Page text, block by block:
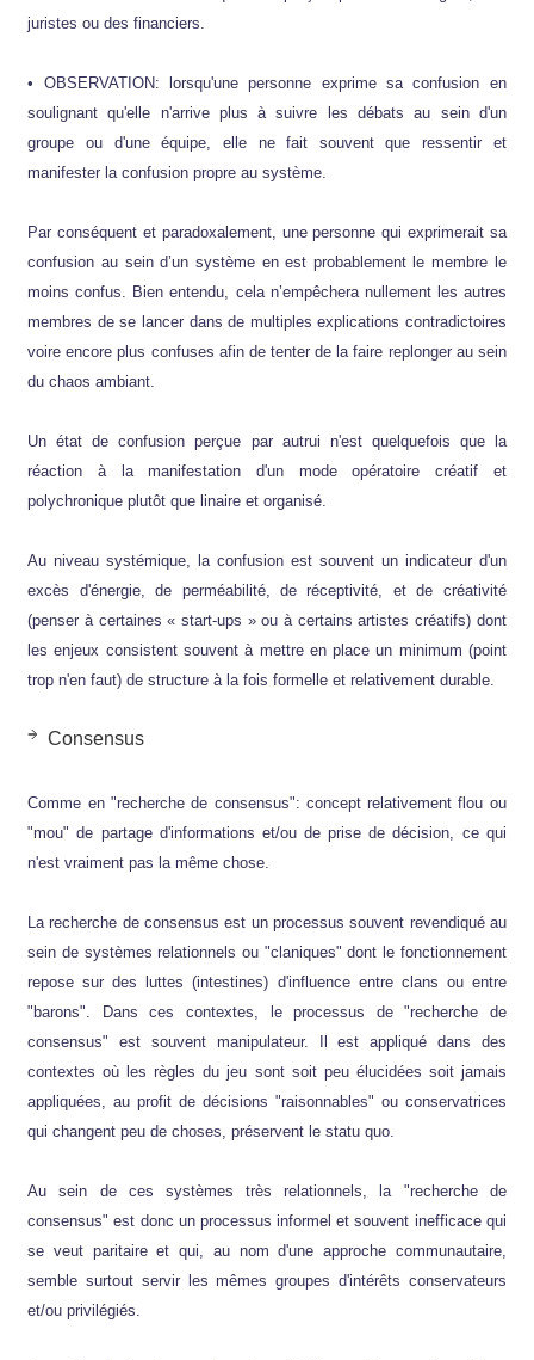
juristes ou des financiers.
• OBSERVATION: lorsqu'une personne exprime sa confusion en
soulignant qu'elle n'arrive plus à suivre les débats au sein d'un
groupe ou d'une équipe, elle ne fait souvent que ressentir et
manifester la confusion propre au système.
Par conséquent et paradoxalement, une personne qui exprimerait sa
confusion au sein d’un système en est probablement le membre le
moins confus. Bien entendu, cela n’empêchera nullement les autres
membres de se lancer dans de multiples explications contradictoires
voire encore plus confuses afin de tenter de la faire replonger au sein
du chaos ambiant.
Un état de confusion perçue par autrui n'est quelquefois que la
réaction à la manifestation d'un mode opératoire créatif et
polychronique plutôt que linaire et organisé.
Au niveau systémique, la confusion est souvent un indicateur d'un
excès d'énergie, de perméabilité, de réceptivité, et de créativité
(penser à certaines « start-ups » ou à certains artistes créatifs) dont
les enjeux consistent souvent à mettre en place un minimum (point
trop n'en faut) de structure à la fois formelle et relativement durable.
Consensus
Comme en "recherche de consensus": concept relativement flou ou
"mou" de partage d'informations et/ou de prise de décision, ce qui
n'est vraiment pas la même chose.
La recherche de consensus est un processus souvent revendiqué au
sein de systèmes relationnels ou "claniques" dont le fonctionnement
repose sur des luttes (intestines) d'influence entre clans ou entre
"barons". Dans ces contextes, le processus de "recherche de
consensus" est souvent manipulateur. Il est appliqué dans des
contextes où les règles du jeu sont soit peu élucidées soit jamais
appliquées, au profit de décisions "raisonnables" ou conservatrices
qui changent peu de choses, préservent le statu quo.
Au sein de ces systèmes très relationnels, la "recherche de
consensus" est donc un processus informel et souvent inefficace qui
se veut paritaire et qui, au nom d'une approche communautaire,
semble surtout servir les mêmes groupes d'intérêts conservateurs
et/ou privilégiés.